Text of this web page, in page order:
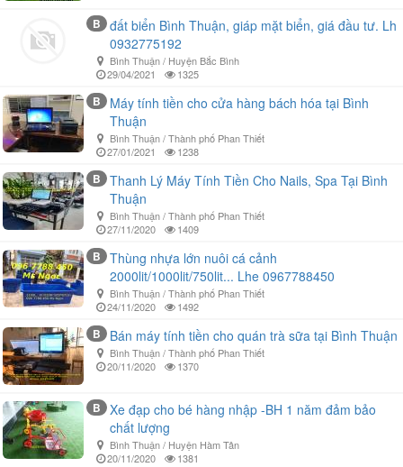
B
đất biển Bình Thuận, giáp mặt biển, giá đầu tư. Lh
0932775192
Bình Thuận / Huyện Bắc Bình
29/04/2021
1325
B
Máy tính tiền cho cửa hàng bách hóa tại Bình
Thuận
Bình Thuận / Thành phố Phan Thiết
27/01/2021
1238
B
Thanh Lý Máy Tính Tiền Cho Nails, Spa Tại Bình
Thuận
Bình Thuận / Thành phố Phan Thiết
27/11/2020
1409
B
Thùng nhựa lớn nuôi cá cảnh
2000lit/1000lit/750lit... Lhe 0967788450
Bình Thuận / Thành phố Phan Thiết
24/11/2020
1492
B Bán máy tính tiền cho quán trà sữa tại Bình Thuận
Bình Thuận / Thành phố Phan Thiết
20/11/2020
1370
B
Xe đạp cho bé hàng nhập -BH 1 năm đảm bảo
chất lượng
Bình Thuận / Huyện Hàm Tân
20/11/2020
1381